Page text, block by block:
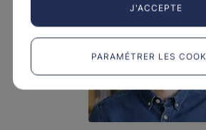
J'ACCEPTE
PARAMÉTRER LES